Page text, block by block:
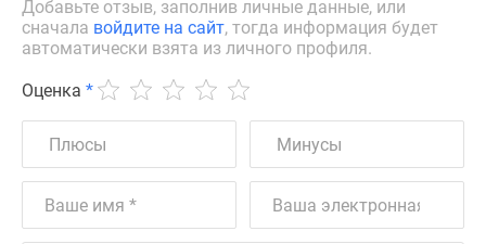
Добавьте отзыв, заполнив личные данные, или
сначала войдите на сайт, тогда информация будет
автоматически взята из личного профиля.
Оценка *